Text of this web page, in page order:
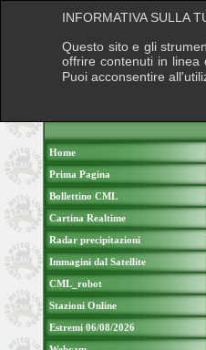
Home
Prima Pagina
Bollettino CML
Cartina Realtime
Radar precipitazioni
Immagini dal Satellite
CML_robot
Stazioni Online
Estremi 06/08/2026
INFORMATIVA SULLA
Questo sito e gli
offrire contenuti in linea
Puoi acconsentire